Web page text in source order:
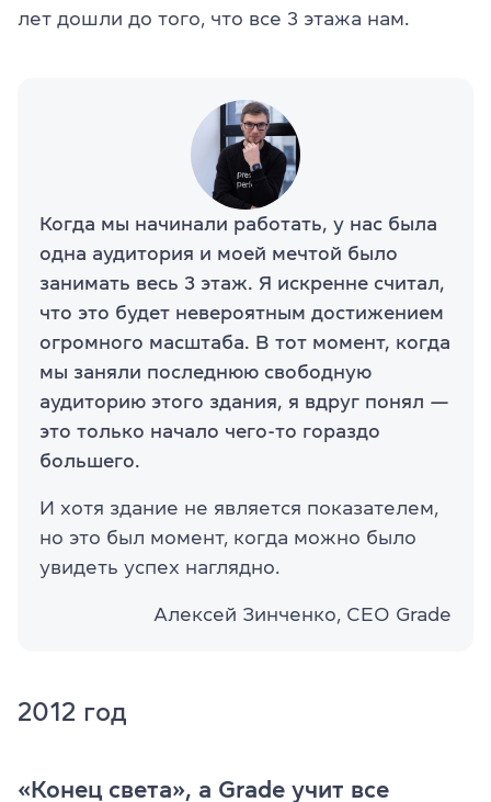
лет дошли до того, что все 3 этажа нам.
Когда мы начинали работать, у нас была
одна аудитория и моей мечтой было
занимать весь 3 этаж. Я искренне считал,
что это будет невероятным достижением
огромного масштаба. В тот момент, когда
мы заняли последнюю свободную
аудиторию этого здания, я вдруг понял —
это только начало чего-то гораздо
большего.
И хотя здание не является показателем,
но это был момент, когда можно было
увидеть успех наглядно.
Алексей Зинченко, СЕО Grade
2012 год
«Конец света», а Grade учит все